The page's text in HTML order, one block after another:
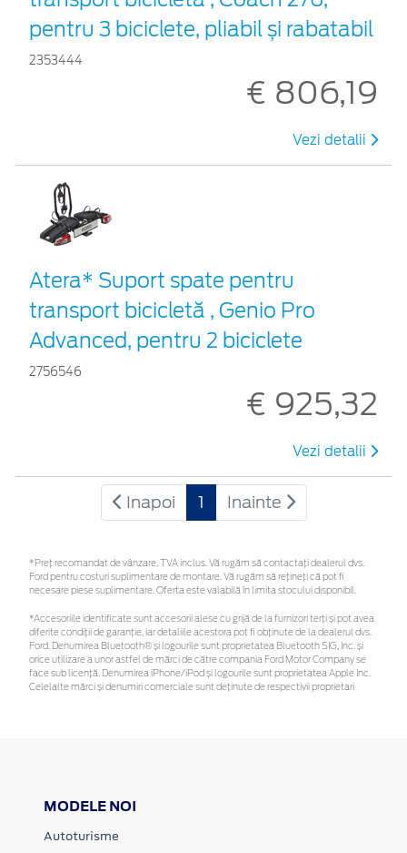
pentru 3 biciclete, pliabil și rabatabil
2353444
€ 806,19
Vezi detalii
Atera* Suport spate pentru
transport bicicletă , Genio Pro
Advanced, pentru 2 biciclete
2756546
€ 925,32
Vezi detalii
Inapoi 1 Inainte
*Preţ recomandat de vânzare, TVA inclus. Vă rugăm să contactaţi dealerul dvs.
Ford pentru costuri suplimentare de montare. Vă rugăm să rețineți că pot fi
necesare piese suplimentare. Oferta este valabilă în limita stocului disponibil.
*Accesoriile identificate sunt accesorii alese cu grijă de la furnizori terți și pot avea
diferite condiții de garanție, iar detaliile acestora pot fi obținute de la dealerul dvs.
Ford. Denumirea Bluetooth® și logourile sunt proprietatea Bluetooth SIG, Inc. și
orice utilizare a unor astfel de mărci de către compania Ford Motor Company se
face sub licență. Denumirea iPhone/iPod și logourile sunt proprietatea Apple Inc.
Celelalte mărci și denumiri comerciale sunt deținute de respectivii proprietari
MODELE NOI
Autoturisme